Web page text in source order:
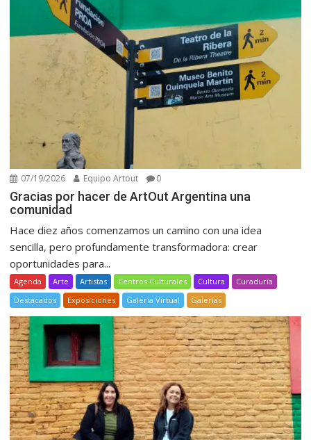
07/19/2026 Equipo Artout 0
Gracias por hacer de ArtOut Argentina una
comunidad
Hace diez años comenzamos un camino con una idea
sencilla, pero profundamente transformadora: crear
oportunidades para...
Agenda Arte Artistas Centros Culturales Cultura
Curaduría
Destacados
Exposiciones Galería Virtual Galerías